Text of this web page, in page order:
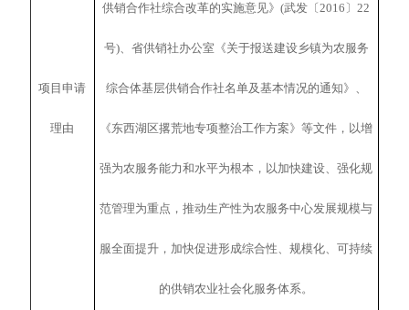
项目申请
理由
供销合作社综合改革的实施意见》(武发〔2016〕22
号)、省供销社办公室《关于报送建设乡镇为农服务
综合体基层供销合作社名单及基本情况的通知》、
《东西湖区撂荒地专项整治工作方案》等文件，以增
强为农服务能力和水平为根本，以加快建设、强化规
范管理为重点，推动生产性为农服务中心发展规模与
服全面提升，加快促进形成综合性、规模化、可持续
的供销农业社会化服务体系。